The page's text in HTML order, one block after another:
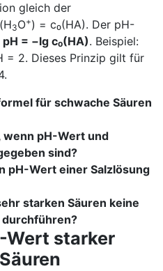
gleich der
3O+) = c₀(HA). Der pH-
pH = −lg c₀(HA). Beispiel:
= 2. Dieses Prinzip gilt für
für schwache Säuren
wenn pH-Wert und
sind?
pH-Wert einer Salzlösung
starken Säuren keine
Wert starker